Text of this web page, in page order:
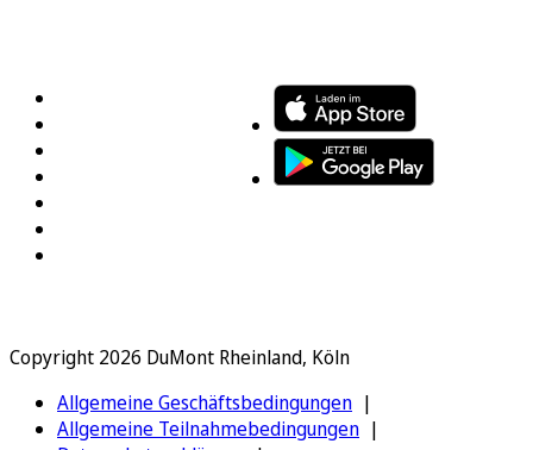
Copyright 2026 DuMont Rheinland, Köln
Allgemeine Geschäftsbedingungen
Allgemeine Teilnahmebedingungen